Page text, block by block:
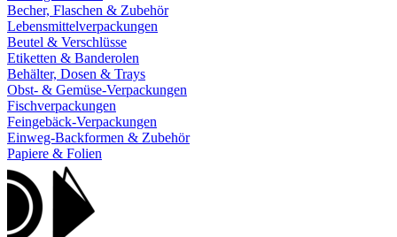
Becher, Flaschen & Zubehör
Lebensmittelverpackungen
Beutel & Verschlüsse
Etiketten & Banderolen
Behälter, Dosen & Trays
Obst- & Gemüse-Verpackungen
Fischverpackungen
Feingebäck-Verpackungen
Einweg-Backformen & Zubehör
Papiere & Folien